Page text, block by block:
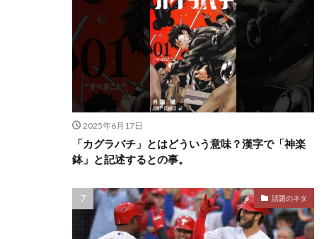
2025年6月17日
「カグラバチ」とはどういう意味？漢字で「神楽
鉢」と記述するとの事。
話題のネタ